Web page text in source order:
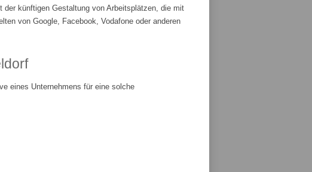
künftigen Gestaltung von Arbeitsplätzen, die mit
von Google, Facebook, Vodafone oder anderen
eines Unternehmens für eine solche